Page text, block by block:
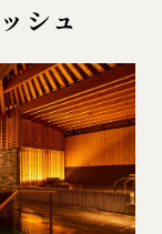
シュ